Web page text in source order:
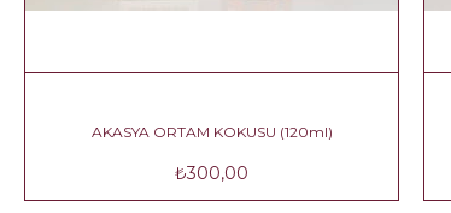
AKASYA ORTAM KOKUSU (120ml)